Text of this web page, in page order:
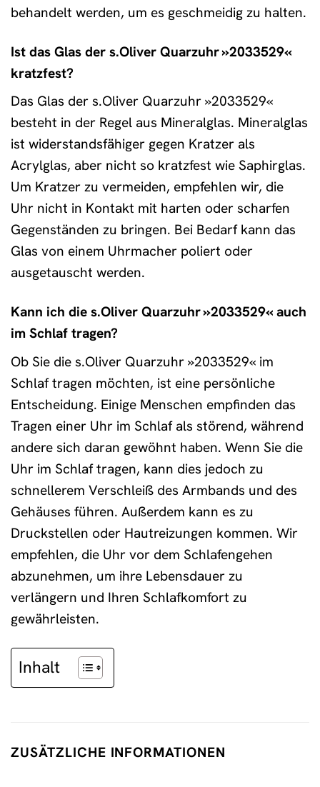
behandelt werden, um es geschmeidig zu halten.
Ist das Glas der s.Oliver Quarzuhr »2033529«
kratzfest?
Das Glas der s.Oliver Quarzuhr »2033529«
besteht in der Regel aus Mineralglas. Mineralglas
ist widerstandsfähiger gegen Kratzer als
Acrylglas, aber nicht so kratzfest wie Saphirglas.
Um Kratzer zu vermeiden, empfehlen wir, die
Uhr nicht in Kontakt mit harten oder scharfen
Gegenständen zu bringen. Bei Bedarf kann das
Glas von einem Uhrmacher poliert oder
ausgetauscht werden.
Kann ich die s.Oliver Quarzuhr »2033529« auch
im Schlaf tragen?
Ob Sie die s.Oliver Quarzuhr »2033529« im
Schlaf tragen möchten, ist eine persönliche
Entscheidung. Einige Menschen empfinden das
Tragen einer Uhr im Schlaf als störend, während
andere sich daran gewöhnt haben. Wenn Sie die
Uhr im Schlaf tragen, kann dies jedoch zu
schnellerem Verschleiß des Armbands und des
Gehäuses führen. Außerdem kann es zu
Druckstellen oder Hautreizungen kommen. Wir
empfehlen, die Uhr vor dem Schlafengehen
abzunehmen, um ihre Lebensdauer zu
verlängern und Ihren Schlafkomfort zu
gewährleisten.
Inhalt
ZUSÄTZLICHE INFORMATIONEN